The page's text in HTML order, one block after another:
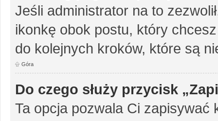
Jeśli administrator na to
ikonkę obok postu, który
do kolejnych kroków, które są
Góra
Do czego służy przycisk
Ta opcja pozwala Ci zapisywać